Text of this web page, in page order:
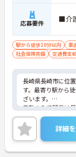
応募要件 ■介
駅から徒歩10分以内 車
社会保険完備
交通費支
長崎県長崎市に位
す。最寄り駅から
ざいます。
日勤のみで残業は
了後の予定も立て
昇給や賞与制度が
と職員に還元され
ご興味のある方に
に詳細をお話しい
詳細